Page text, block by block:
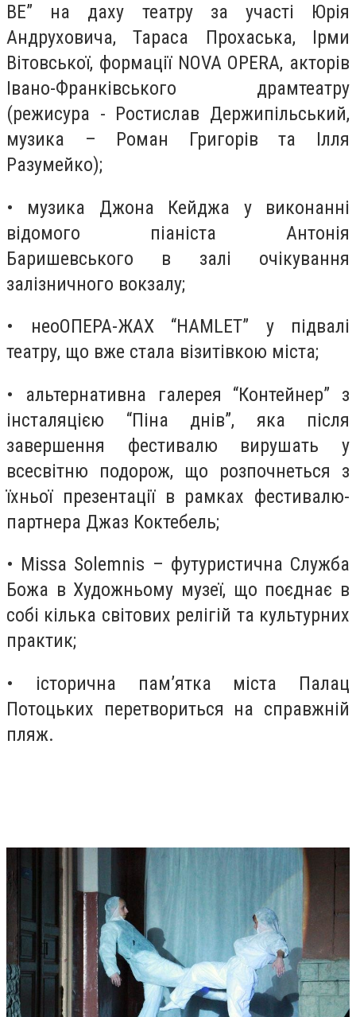
BE” на даху театру за участі Юрія
Андруховича, Тараса Прохаська, Ірми
Вітовської, формації NOVA OPERA, акторів
Івано-Франківського драмтеатру
(режисура - Ростислав Держипільський,
музика – Роман Григорів та Ілля
Разумейко);
• музика Джона Кейджа у виконанні
відомого піаніста Антонія
Баришевського в залі очікування
залізничного вокзалу;
• неоОПЕРА-ЖАХ “HAMLET” у підвалі
театру, що вже стала візитівкою міста;
• альтернативна галерея “Контейнер” з
інсталяцією “Піна днів”, яка після
завершення фестивалю вирушать у
всесвітню подорож, що розпочнеться з
їхньої презентації в рамках фестивалю-
партнера Джаз Коктебель;
• Missa Solemnis – футуристична Служба
Божа в Художньому музеї, що поєднає в
собі кілька світових релігій та культурних
практик;
• історична пам’ятка міста Палац
Потоцьких перетвориться на справжній
пляж.